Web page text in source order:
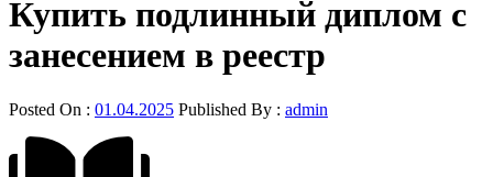
Купить подлинный диплом с
занесением в реестр
Posted On : 01.04.2025 Published By : admin